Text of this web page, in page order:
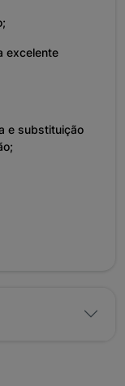
excelente
e substituição